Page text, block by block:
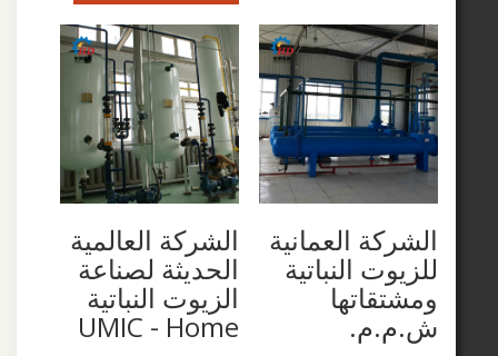
العمانية
النباتية
‫الشركة العالمية
الحديثة لصناعة
الزيوت النباتية
UMIC - Home